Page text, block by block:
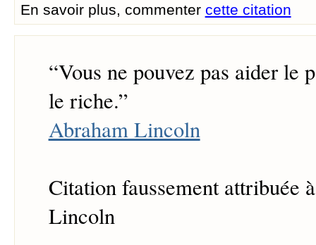
En savoir plus, commenter cette citation
“Vous ne pouvez pas aider le
le riche.”
Abraham Lincoln
Citation faussement attribuée
Lincoln